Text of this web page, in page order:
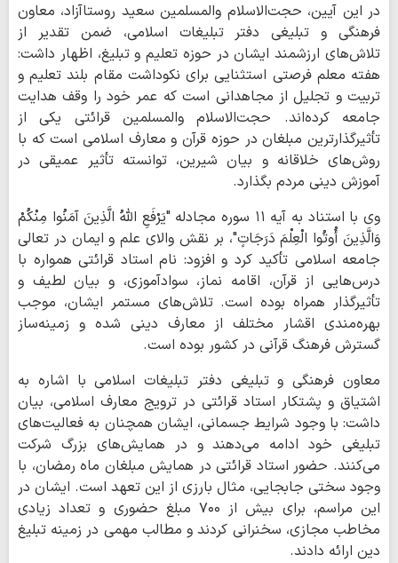
در این آیین، حجت‌الاسلام والمسلمین سعید روستاآزاد، معاون
فرهنگی و تبلیغی دفتر تبلیغات اسلامی، ضمن تقدیر از
تلاش‌های ارزشمند ایشان در حوزه تعلیم و تبلیغ، اظهار داشت:
هفته معلم فرصتی استثنایی برای نکوداشت مقام بلند تعلیم و
تربیت و تجلیل از مجاهدانی است که عمر خود را وقف هدایت
جامعه کرده‌اند. حجت‌الاسلام والمسلمین قرائتی یکی از
تأثیرگذارترین مبلغان در حوزه قرآن و معارف اسلامی است که با
روش‌های خلاقانه و بیان شیرین، توانسته تأثیر عمیقی در
آموزش دینی مردم بگذارد.
وی با استناد به آیه ۱۱ سوره مجادله "یَرْفَعِ اللَّهُ الَّذِینَ آمَنُوا مِنْکُمْ
وَالَّذِینَ أُوتُوا الْعِلْمَ دَرَجَاتٍ"، بر نقش والای علم و ایمان در تعالی
جامعه اسلامی تأکید کرد و افزود: نام استاد قرائتی همواره با
درس‌هایی از قرآن، اقامه نماز، سوادآموزی، و بیان لطیف و
تأثیرگذار همراه بوده است. تلاش‌های مستمر ایشان، موجب
بهره‌مندی اقشار مختلف از معارف دینی شده و زمینه‌ساز
گسترش فرهنگ قرآنی در کشور بوده است.
معاون فرهنگی و تبلیغی دفتر تبلیغات اسلامی با اشاره به
اشتیاق و پشتکار استاد قرائتی در ترویج معارف اسلامی، بیان
داشت: با وجود شرایط جسمانی، ایشان همچنان به فعالیت‌های
تبلیغی خود ادامه می‌دهند و در همایش‌های بزرگ شرکت
می‌کنند. حضور استاد قرائتی در همایش مبلغان ماه رمضان، با
وجود سختی جابجایی، مثال بارزی از این تعهد است. ایشان در
این مراسم، برای بیش از ۷۰۰ مبلغ حضوری و تعداد زیادی
مخاطب مجازی، سخنرانی کردند و مطالب مهمی در زمینه تبلیغ
دین ارائه دادند.